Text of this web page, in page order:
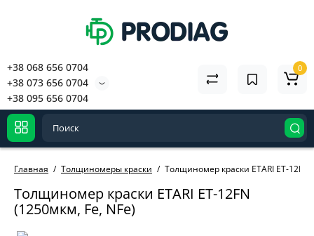
+38 068 656 0704
+38 073 656 0704
+38 095 656 0704
0
Главная Толщиномеры краски Толщиномер краски ETARI ET-12FN
Толщиномер краски ETARI ET-12FN
(1250мкм, Fe, NFe)